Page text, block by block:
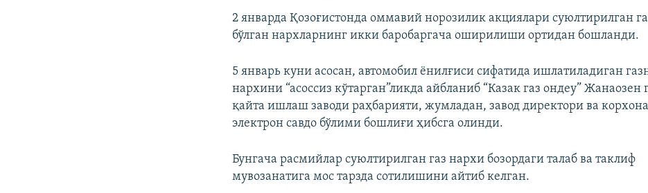
2 январда Қозоғистонда оммавий норозилик акциялари суюлтирилган
бўлган нархларнинг икки баробаргача оширилиши ортидан бошланди.
5 январь куни асосан, автомобил ёнилғиси сифатида ишлатиладиган
нархини “асоссиз кўтарган”ликда айбланиб “Казак газ ондеу” Жанаозен
қайта ишлаш заводи раҳбарияти, жумладан, завод директори ва
электрон савдо бўлими бошлиғи ҳибсга олинди.
Бунгача расмийлар суюлтирилган газ нархи бозордаги талаб ва таклиф
мувозанатига мос тарзда сотилишини айтиб келган.